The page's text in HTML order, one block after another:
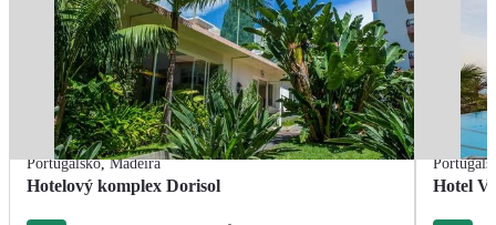
Portugalsko,Madeira
Hotelový komplex Dorisol Hotel